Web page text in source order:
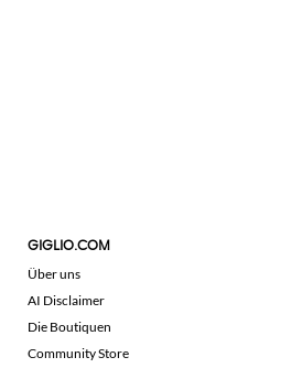
GIGLIO.COM
Über uns
AI Disclaimer
Die Boutiquen
Community Store